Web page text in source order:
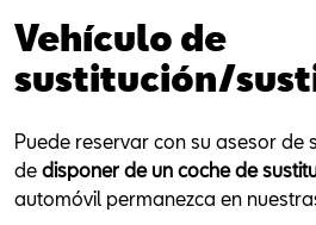
Vehículo de
sustitución/
Puede reservar con su asesor de
de disponer de un coche de
automóvil permanezca en